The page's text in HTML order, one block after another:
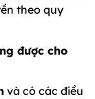
theo quy
được cho
và có các điều